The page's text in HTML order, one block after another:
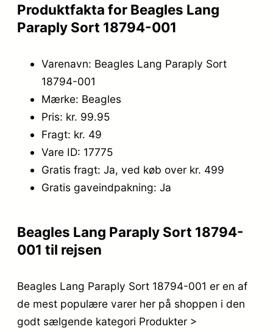
Produktfakta for Beagles Lang
Paraply Sort 18794-001
Varenavn: Beagles Lang Paraply Sort
18794-001
Mærke: Beagles
Pris: kr. 99.95
Fragt: kr. 49
Vare ID: 17775
Gratis fragt: Ja, ved køb over kr. 499
Gratis gaveindpakning: Ja
Beagles Lang Paraply Sort 18794-
001 til rejsen
Beagles Lang Paraply Sort 18794-001 er en af
de mest populære varer her på shoppen i den
godt sælgende kategori Produkter >